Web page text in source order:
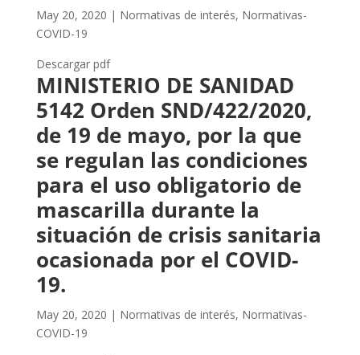
May 20, 2020 | Normativas de interés, Normativas-
COVID-19
Descargar pdf
MINISTERIO DE SANIDAD
5142 Orden SND/422/2020,
de 19 de mayo, por la que
se regulan las condiciones
para el uso obligatorio de
mascarilla durante la
situación de crisis sanitaria
ocasionada por el COVID-
19.
May 20, 2020 | Normativas de interés, Normativas-
COVID-19